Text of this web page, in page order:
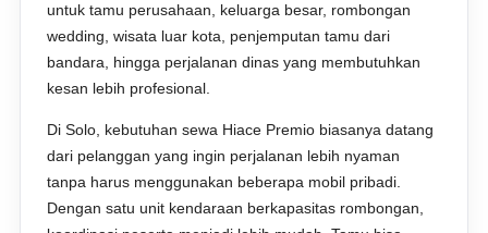
untuk tamu perusahaan, keluarga besar, rombongan
wedding, wisata luar kota, penjemputan tamu dari
bandara, hingga perjalanan dinas yang membutuhkan
kesan lebih profesional.
Di Solo, kebutuhan sewa Hiace Premio biasanya datang
dari pelanggan yang ingin perjalanan lebih nyaman
tanpa harus menggunakan beberapa mobil pribadi.
Dengan satu unit kendaraan berkapasitas rombongan,